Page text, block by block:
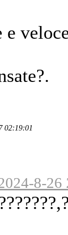
02:19:01
8-